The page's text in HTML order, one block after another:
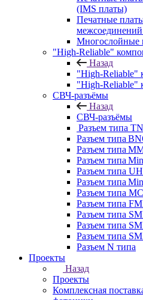
(IMS платы)
Печатные
Многослойные
"High-Reliable"
Назад
"High-Reliable"
"High-Reliable"
СВЧ-разъёмы
Назад
СВЧ-разъёмы
Разъем типа
Разъем типа
Разъем типа
Разъем типа
Разъем типа
Разъем типа
Разъем типа
Разъем типа
Разъем типа
Разъем типа
Разъем типа
Разъем N типа
Проекты
Назад
Проекты
Комплексная